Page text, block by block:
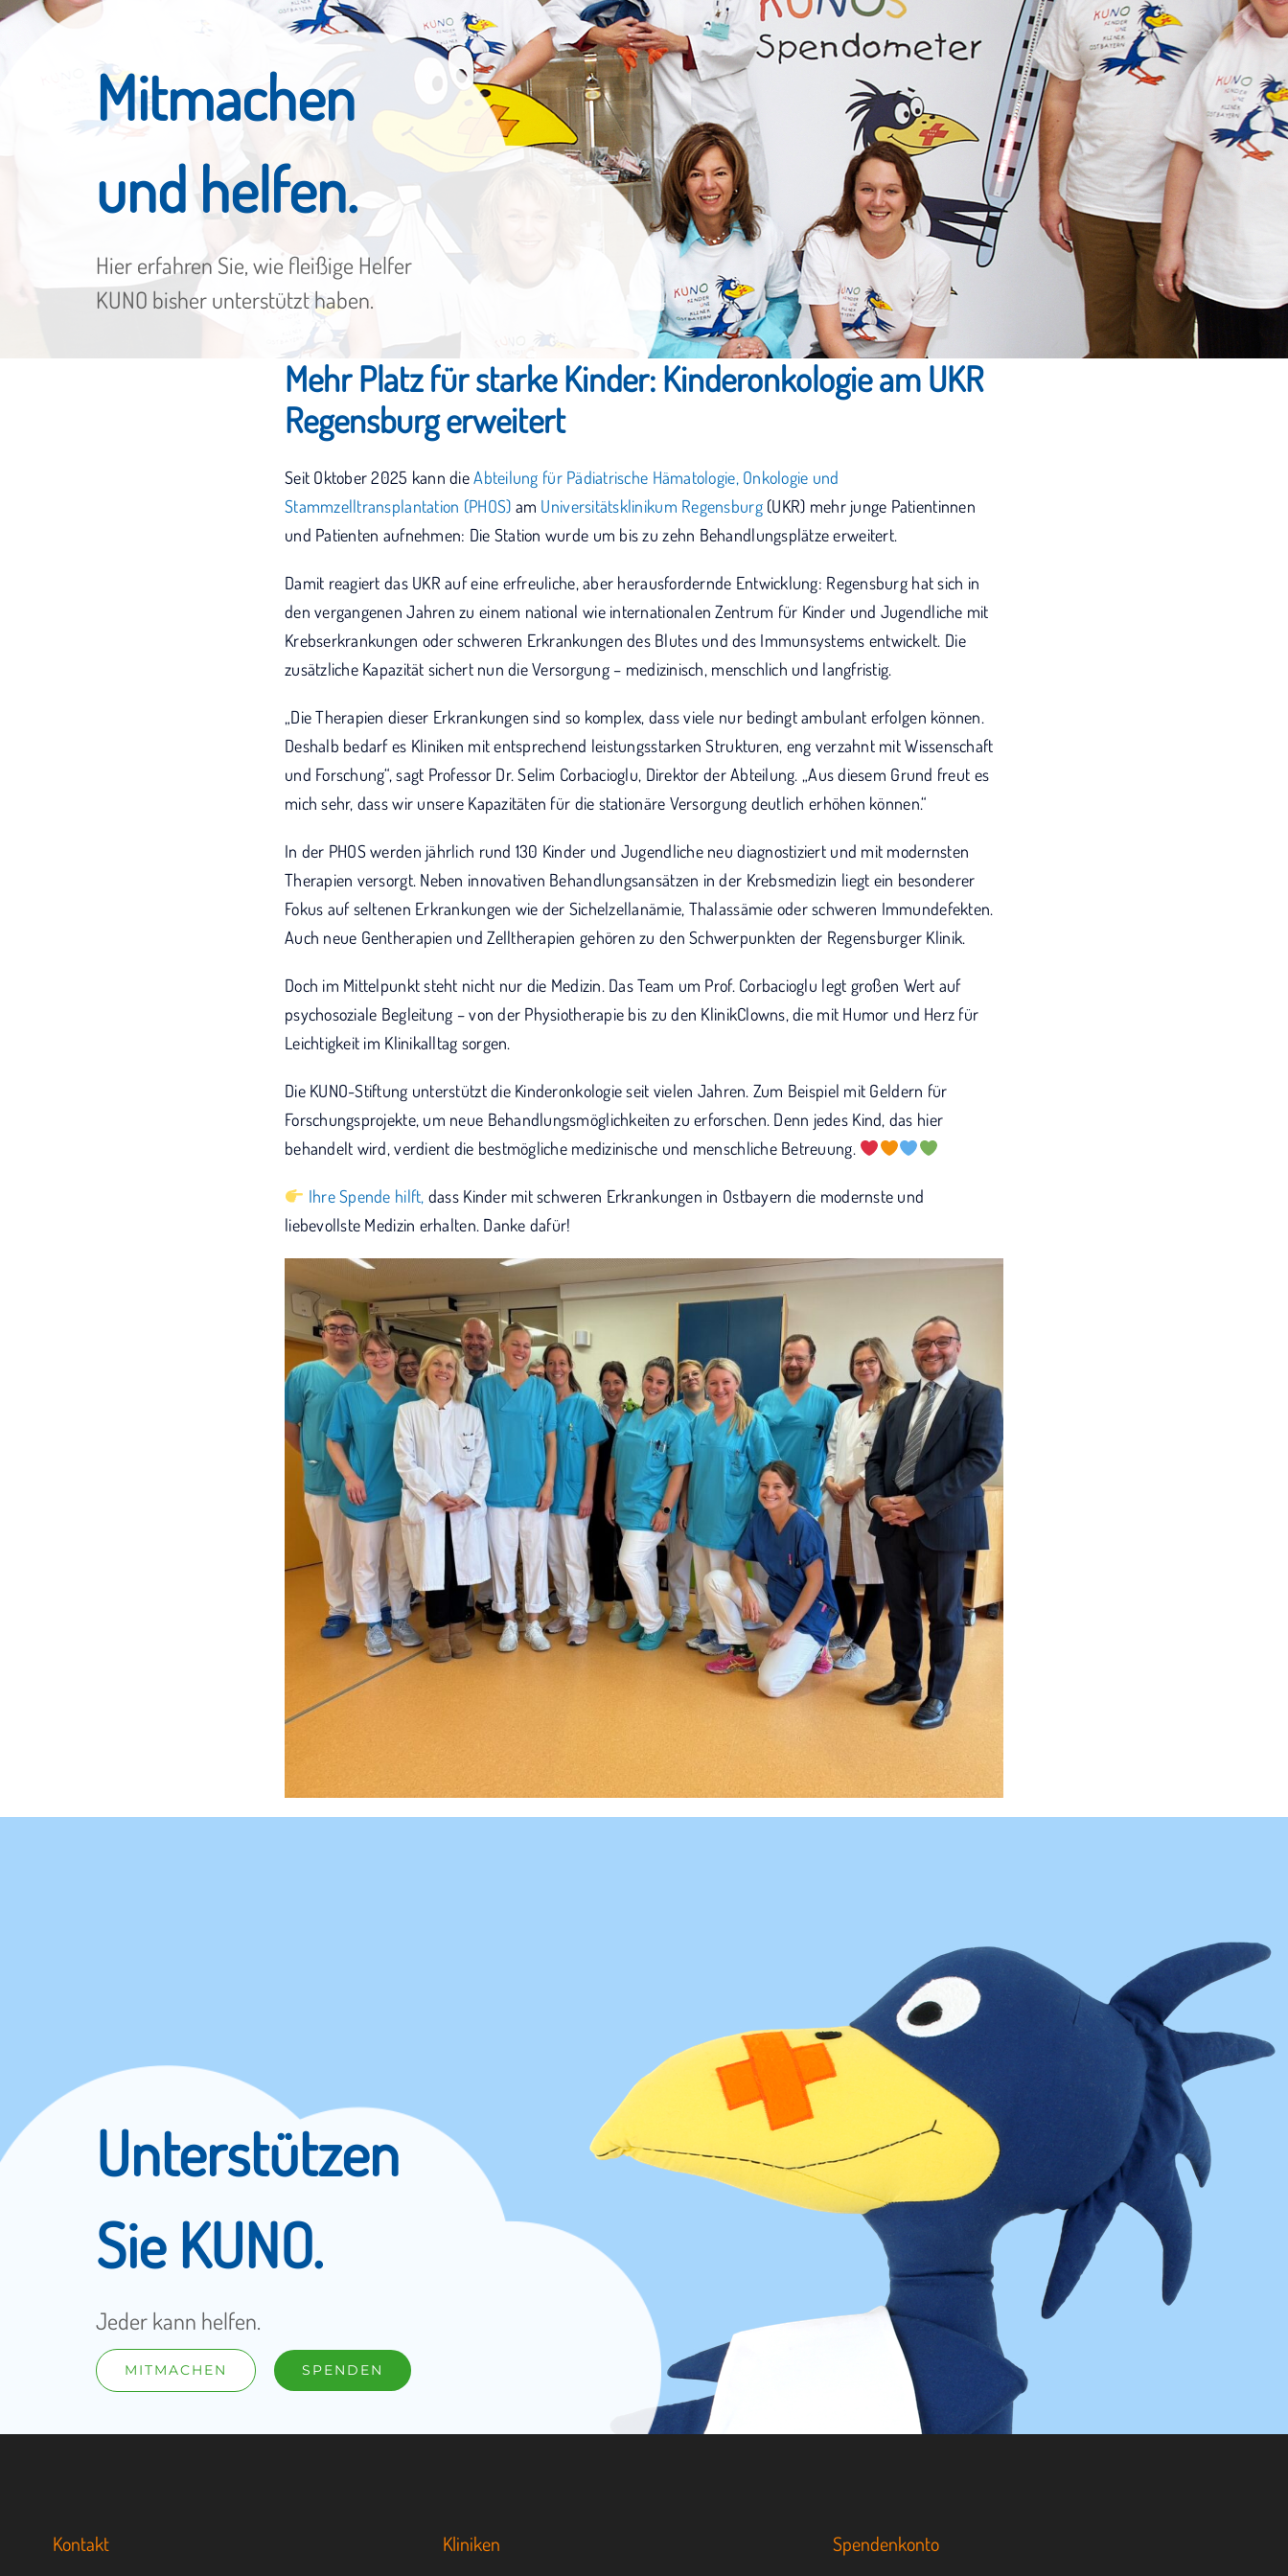
Mitmachen
und helfen.
Hier erfahren Sie, wie fleißige Helfer
KUNO bisher unterstützt haben.
Mehr Platz für starke Kinder: Kinderonkologie am UKR
Regensburg erweitert
Seit Oktober 2025 kann dieAbteilung für Pädiatrische Hämatologie, Onkologie und
Stammzelltransplantation (PHOS) am Universitätsklinikum Regensburg(UKR) mehr junge Patientinnen
und Patienten aufnehmen: Die Station wurde um bis zu zehn Behandlungsplätze erweitert.
Damit reagiert das UKR auf eine erfreuliche, aber herausfordernde Entwicklung: Regensburg hat sich in
den vergangenen Jahren zu einem national wie internationalen Zentrum für Kinder und Jugendliche mit
Krebserkrankungen oder schweren Erkrankungen des Blutes und des Immunsystems entwickelt. Die
zusätzliche Kapazität sichert nun die Versorgung – medizinisch, menschlich und langfristig.
„Die Therapien dieser Erkrankungen sind so komplex, dass viele nur bedingt ambulant erfolgen können.
Deshalb bedarf es Kliniken mit entsprechend leistungsstarken Strukturen, eng verzahnt mit Wissenschaft
und Forschung“, sagt Professor Dr. Selim Corbacioglu, Direktor der Abteilung. „Aus diesem Grund freut es
mich sehr, dass wir unsere Kapazitäten für die stationäre Versorgung deutlich erhöhen können.“
In der PHOS werden jährlich rund 130 Kinder und Jugendliche neu diagnostiziert und mit modernsten
Therapien versorgt. Neben innovativen Behandlungsansätzen in der Krebsmedizin liegt ein besonderer
Fokus auf seltenen Erkrankungen wie der Sichelzellanämie, Thalassämie oder schweren Immundefekten.
Auch neue Gentherapien und Zelltherapien gehören zu den Schwerpunkten der Regensburger Klinik.
Doch im Mittelpunkt steht nicht nur die Medizin. Das Team um Prof. Corbacioglu legt großen Wert auf
psychosoziale Begleitung – von der Physiotherapie bis zu den KlinikClowns, die mit Humor und Herz für
Leichtigkeit im Klinikalltag sorgen.
Die KUNO-Stiftung unterstützt die Kinderonkologie seit vielen Jahren. Zum Beispiel mit Geldern für
Forschungsprojekte, um neue Behandlungsmöglichkeiten zu erforschen. Denn jedes Kind, das hier
behandelt wird, verdient die bestmögliche medizinische und menschliche Betreuung.
Ihre Spende hilft, dass Kinder mit schweren Erkrankungen in Ostbayern die modernste und
liebevollste Medizin erhalten. Danke dafür!
Unterstützen
Sie KUNO.
Jeder kann helfen.
MITMACHEN SPENDEN
Kontakt Kliniken Spendenkonto